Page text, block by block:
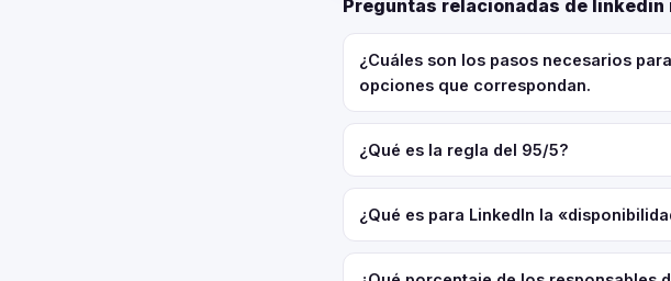
Preguntas relacionadas de
¿Cuáles son los pasos necesarios
opciones que correspondan.
¿Qué es la regla del 95/5?
¿Qué es para LinkedIn la